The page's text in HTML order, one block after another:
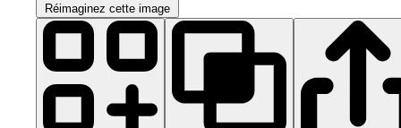
Réimaginez cette image